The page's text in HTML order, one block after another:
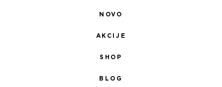
NOVO
AKCIJE
SHOP
BLOG